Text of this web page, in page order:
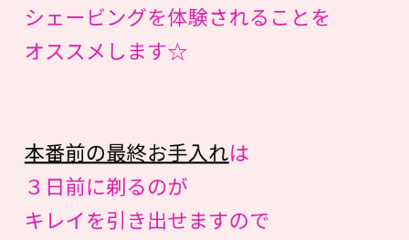
シェービングを体験されることを
オススメします☆
本番前の最終お手入れは
３日前に剃るのが
キレイを引き出せますので